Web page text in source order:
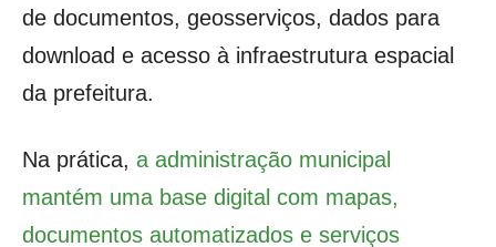
de documentos, geosserviços, dados para
download e acesso à infraestrutura espacial
da prefeitura.
Na prática, a administração municipal
mantém uma base digital com mapas,
documentos automatizados e serviços